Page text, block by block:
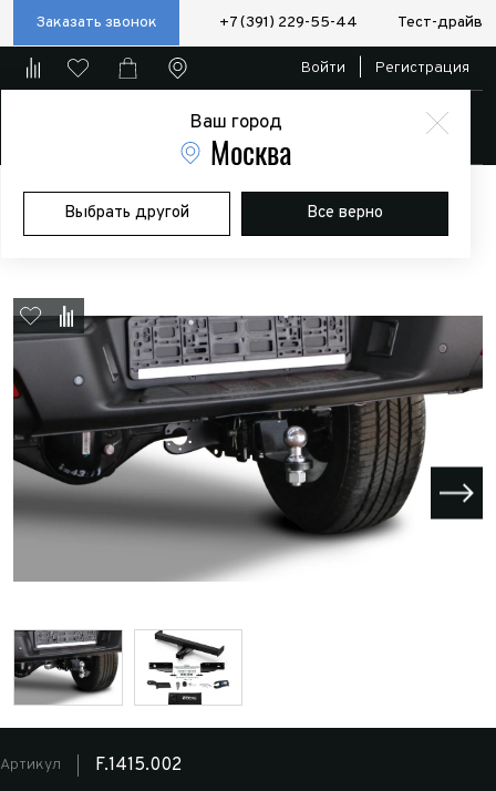
Заказать звонок +7 (391) 229-55-44 Тест-драйв
Ваш город
Москва
Выбрать другой Все верно
Войти Регистрация
Главная Магазин Дополнительное оборудование
Фаркопы
JAC Фаркоп BERG JAC T9 2024-, шар Е, 3500/100 кг.
Артикул F.1415.002